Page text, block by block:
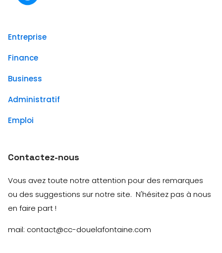
Entreprise
Finance
Business
Administratif
Emploi
Contactez-nous
Vous avez toute notre attention pour des remarques
ou des suggestions sur notre site. N'hésitez pas à nous
en faire part !
mail: contact@cc-douelafontaine.com